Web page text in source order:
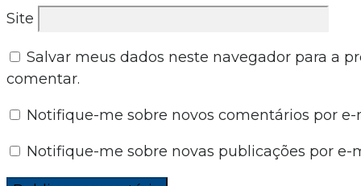
Site
Salvar meus dados neste navegador para a
comentar.
Notifique-me sobre novos comentários por e-
Notifique-me sobre novas publicações por e-